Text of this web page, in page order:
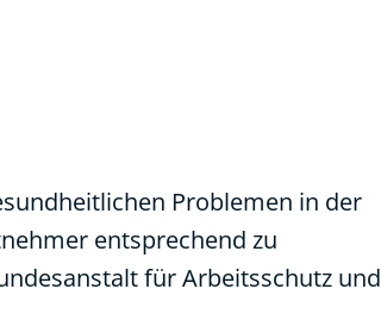
Problemen in der
entsprechend zu
für Arbeitsschutz und